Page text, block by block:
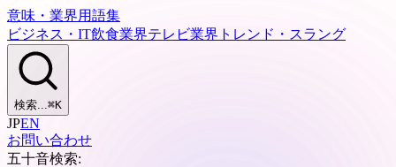
意味・業界用語集
ビジネス・IT飲食業界テレビ業界 トレンド・スラング
検索...⌘K
JPEN
お問い合わせ
五十音検索: